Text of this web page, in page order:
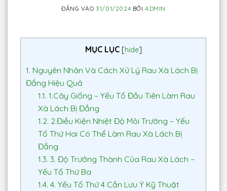
ĐĂNG VÀO 31/01/2024 BỞIADMIN
MỤC LỤC [hide]
1. Nguyên Nhân Và Cách Xử Lý Rau Xà Lách Bị
Đắng Hiệu Quả
1.1. 1.Cây Giống – Yếu Tố Đầu Tiên Làm Rau
Xà Lách Bị Đắng
1.2. 2.Điều Kiện Nhiệt Độ Môi Trường – Yếu
Tố Thứ Hai Có Thể Làm Rau Xà Lách Bị
Đắng
1.3. 3. Độ Trưởng Thành Của Rau Xà Lách –
Yếu Tố Thứ Ba
1.4. 4. Yếu Tố Thứ 4 Cần Lưu Ý Kỹ Thuật